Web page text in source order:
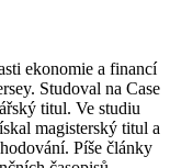
ekonomie a financí
Studoval na Case
titul. Ve studiu
magisterský titul a
Píše články